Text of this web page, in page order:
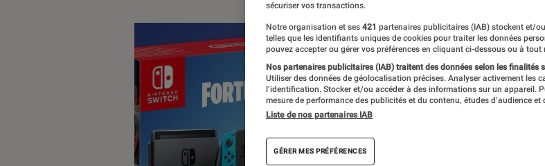
sécuriser vos transactions.
Notre organisation et ses 421 partenaires publicitaires (IAB) stockent et/
telles que les identifiants uniques de cookies pour traiter les données
pouvez accepter ou gérer vos préférences en cliquant ci-dessous ou à tout
Nos partenaires publicitaires (IAB) traitent des données selon les finalités
Utiliser des données de géolocalisation précises. Analyser activement les
l’identification. Stocker et/ou accéder à des informations sur un appareil.
mesure de performance des publicités et du contenu, études d’audience et
Liste de nos partenaires IAB
GÉRER MES PRÉFÉRENCES